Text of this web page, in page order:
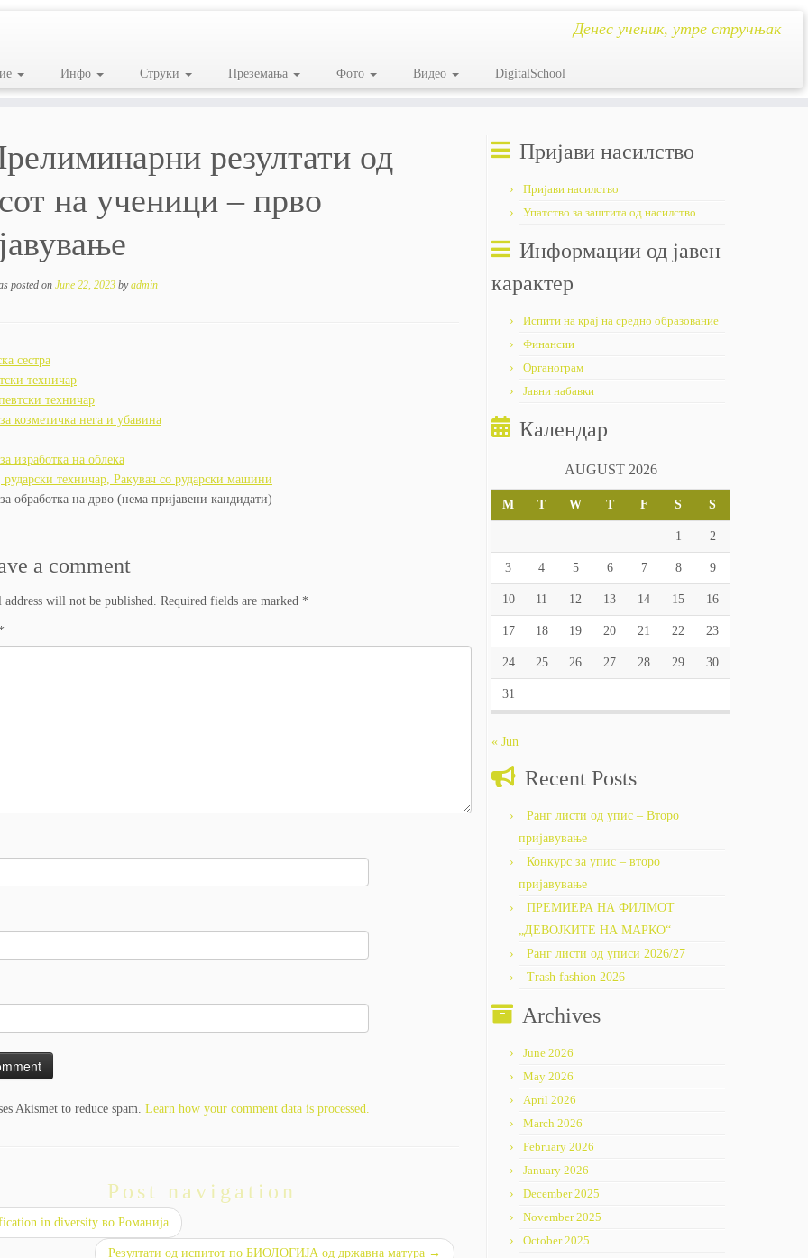
Денес ученик, утре стручњак
Инфо Струки Преземања Фото Видео DigitalSchool
резултати од
на ученици – прво
posted on June 22, 2023 byadmin
сестра
техничар
техничар
козметичка нега и убавина
изработка на облека
техничар, Ракувач со рударски машини
обработка на дрво (нема пријавени кандидати)
a comment
address will not be published. Required fields are marked *
*
Akismet to reduce spam. Learn how your comment data is processed.
Post navigation
in diversity во Романија
Резултати од испитот по БИОЛОГИЈА од државна матура →
Пријави насилство
Пријави насилство
Упатство за заштита од насилство
Информации од јавен
карактер
Испити на крај на средно образование
Финансии
Органограм
Јавни набавки
Календар
AUGUST 2026
M T W T F S S
1 2
3 4 5 6 7 8 9
10 11 12 13 14 15 16
17 18 19 20 21 22 23
24 25 26 27 28 29 30
31
« Jun
Recent Posts
Ранг листи од упис – Второ
пријавување
Конкурс за упис – второ
пријавување
ПРЕМИЕРА НА ФИЛМОТ
„ДЕВОЈКИТЕ НА МАРКО“
Ранг листи од уписи 2026/27
Trash fashion 2026
Archives
June 2026
May 2026
April 2026
March 2026
February 2026
January 2026
December 2025
November 2025
October 2025